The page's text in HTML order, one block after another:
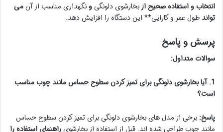
انتخاب و استفاده صحیح از بخارشوی دلونگیونگهداری مناسب از آنمی
تواند طول عمر و کارایی** این دستگاه را افزایش دهد.
پرسش و پاسخ
سوالات متداول:
1. آیا بخارشوی دلونگی برای تمیز کردن سطوح حساس مانند چوب مناسب
است؟
پاسخ: برخی از مدل های بخارشوی دلونگی برای تمیز کردن سطوح حساس
مانند چوب طراحی شده اند. قبل از استفاده از بخارشویراهنمای استفاده را